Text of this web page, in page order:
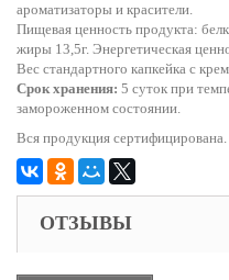
ароматизаторы и красители.
Пищевая ценность продукта:
жиры 13,5г. Энергетическая
Вес стандартного капкейка с
Срок хранения: 5 суток при
замороженном состоянии.
Вся продукция сертифицирована.
ОТЗЫВЫ